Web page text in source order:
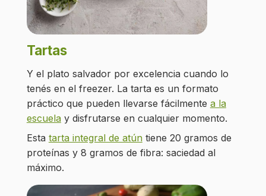
Tartas
Y el plato salvador por excelencia cuando lo
tenés en el freezer. La tarta es un formato
práctico que pueden llevarse fácilmente a la
escuelay disfrutarse en cualquier momento.
Esta tarta integral de atúntiene 20 gramos de
proteínas y 8 gramos de fibra: saciedad al
máximo.